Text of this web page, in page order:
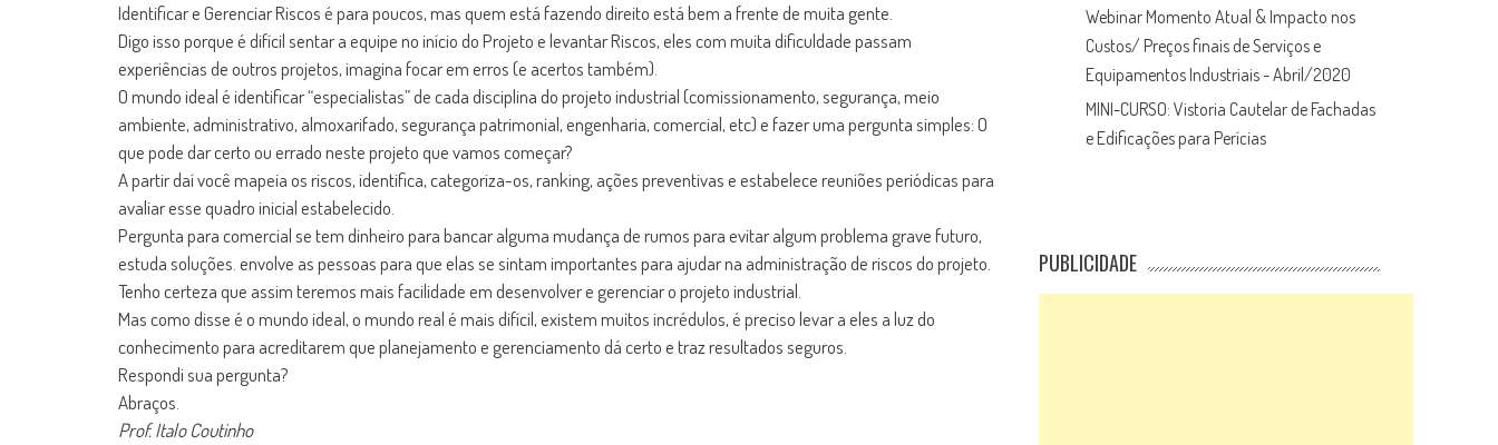
Identificar e Gerenciar Riscos é para poucos, mas quem está fazendo direito está bem a frente de muita gente.
Digo isso porque é difícil sentar a equipe no início do Projeto e levantar Riscos, eles com muita dificuldade passam
experiências de outros projetos, imagina focar em erros (e acertos também).
O mundo ideal é identificar “especialistas” de cada disciplina do projeto industrial (comissionamento, segurança, meio
ambiente, administrativo, almoxarifado, segurança patrimonial, engenharia, comercial, etc) e fazer uma pergunta simples: O
que pode dar certo ou errado neste projeto que vamos começar?
A partir daí você mapeia os riscos, identifica, categoriza-os, ranking, ações preventivas e estabelece reuniões periódicas para
avaliar esse quadro inicial estabelecido.
Pergunta para comercial se tem dinheiro para bancar alguma mudança de rumos para evitar algum problema grave futuro,
estuda soluções. envolve as pessoas para que elas se sintam importantes para ajudar na administração de riscos do projeto.
Tenho certeza que assim teremos mais facilidade em desenvolver e gerenciar o projeto industrial.
Mas como disse é o mundo ideal, o mundo real é mais difícil, existem muitos incrédulos, é preciso levar a eles a luz do
conhecimento para acreditarem que planejamento e gerenciamento dá certo e traz resultados seguros.
Respondi sua pergunta?
Abraços.
Prof. Italo Coutinho
Webinar Momento Atual & Impacto nos
Custos/ Preços finais de Serviços e
Equipamentos Industriais - Abril/2020
MINI-CURSO: Vistoria Cautelar de Fachadas
e Edificações para Perícias
PUBLICIDADE